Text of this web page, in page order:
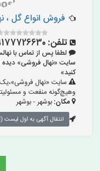
فروش انواع گل ،
تلفن:
لطفا پس از تماس با
کنید»
سایت «نهال
وهیچ‌گونه منفعت و
مکان:بوشهر - بوشهر
انتقال آگهی به اول لیست